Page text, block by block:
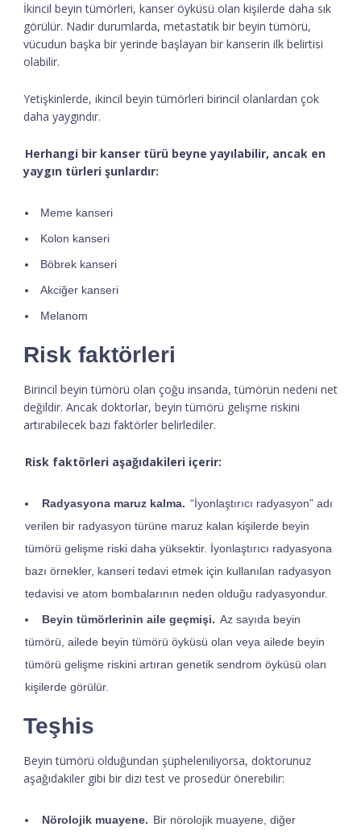
İkincil beyin tümörleri, kanser öyküsü olan kişilerde daha sık
görülür. Nadir durumlarda, metastatik bir beyin tümörü,
vücudun başka bir yerinde başlayan bir kanserin ilk belirtisi
olabilir.
Yetişkinlerde, ikincil beyin tümörleri birincil olanlardan çok
daha yaygındır.
Herhangi bir kanser türü beyne yayılabilir, ancak en
yaygın türleri şunlardır:
Meme kanseri
Kolon kanseri
Böbrek kanseri
Akciğer kanseri
Melanom
Risk faktörleri
Birincil beyin tümörü olan çoğu insanda, tümörün nedeni net
değildir. Ancak doktorlar, beyin tümörü gelişme riskini
artırabilecek bazı faktörler belirlediler.
Risk faktörleri aşağıdakileri içerir:
Radyasyona maruz kalma. “İyonlaştırıcı radyasyon” adı
verilen bir radyasyon türüne maruz kalan kişilerde beyin
tümörü gelişme riski daha yüksektir. İyonlaştırıcı radyasyona
bazı örnekler, kanseri tedavi etmek için kullanılan radyasyon
tedavisi ve atom bombalarının neden olduğu radyasyondur.
Beyin tümörlerinin aile geçmişi. Az sayıda beyin
tümörü, ailede beyin tümörü öyküsü olan veya ailede beyin
tümörü gelişme riskini artıran genetik sendrom öyküsü olan
kişilerde görülür.
Teşhis
Beyin tümörü olduğundan şüpheleniliyorsa, doktorunuz
aşağıdakiler gibi bir dizi test ve prosedür önerebilir:
Nörolojik muayene. Bir nörolojik muayene, diğer